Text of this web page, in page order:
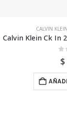
CALVIN
Calvin Klein Ck In
$